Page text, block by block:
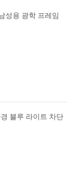
성용 광학 프레임
블루 라이트 차단